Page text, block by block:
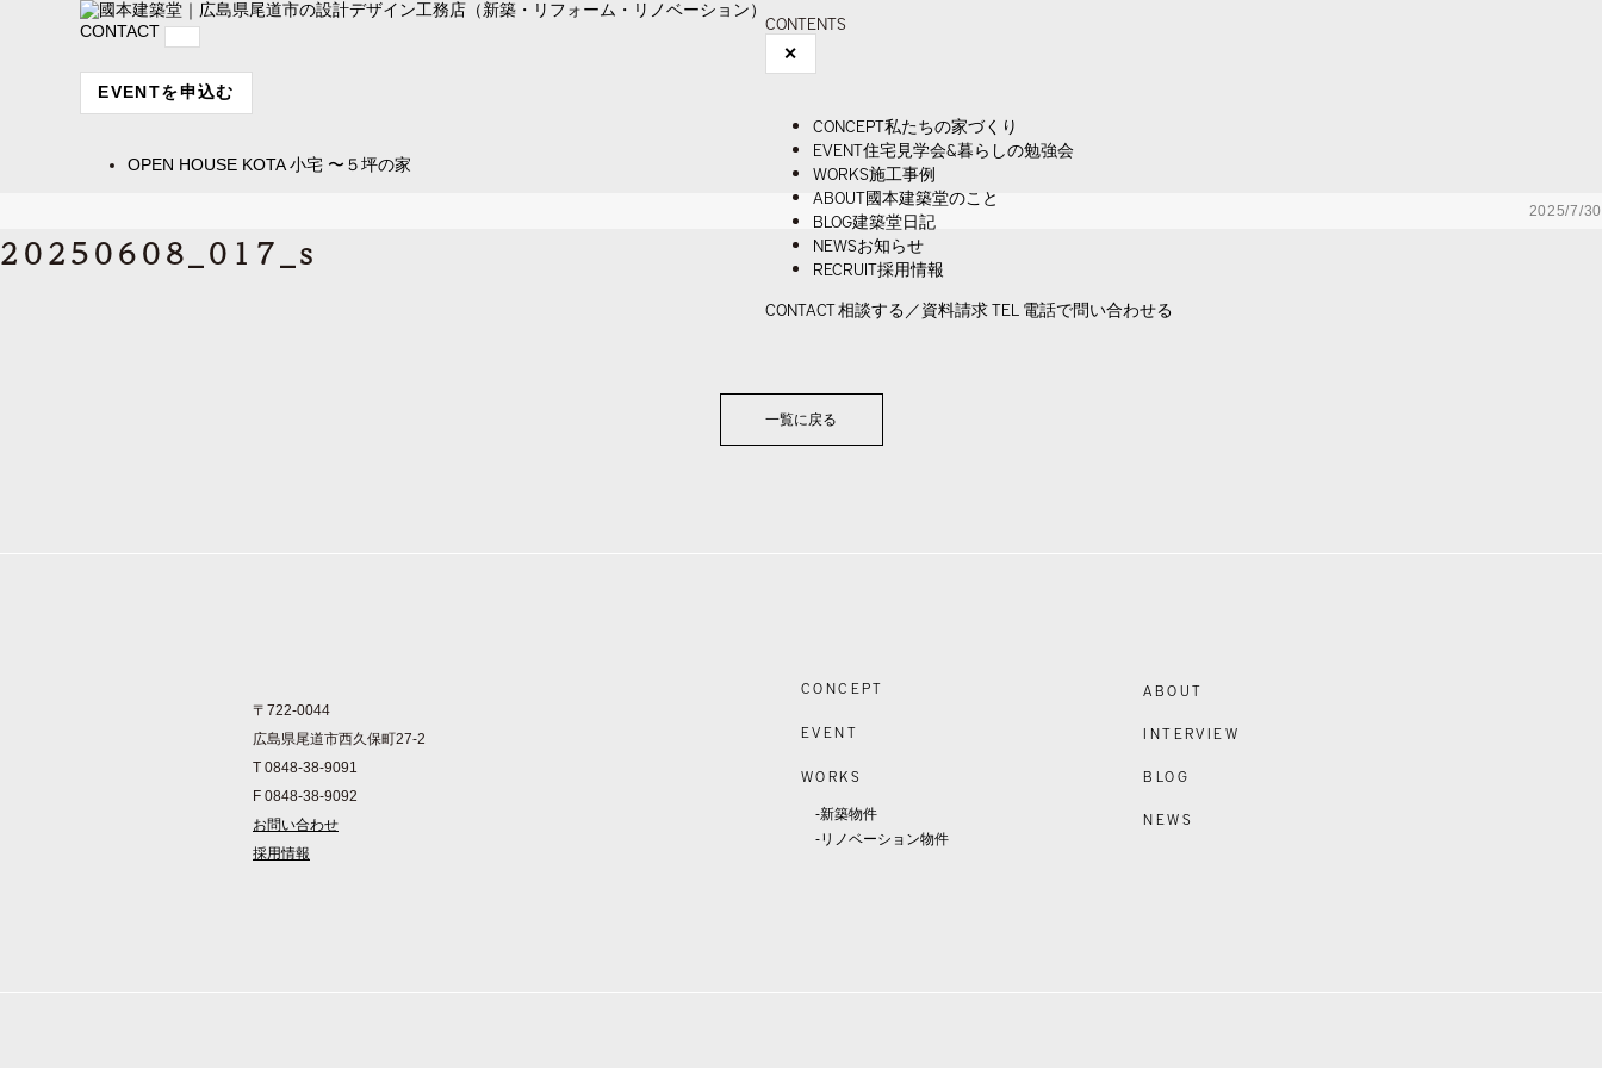
CONTENTS
✕
CONCEPT私たちの家づくり
EVENT住宅見学会&暮らしの勉強会
WORKS施工事例
ABOUT國本建築堂のこと
BLOG建築堂日記
NEWSお知らせ
RECRUIT採用情報
CONTACT相談する／資料請求TEL 電話で問い合わせる
CONTACT
EVENTを申込む
OPEN HOUSE KOTA 小宅 〜５坪の家
2025/7/30
20250608_017_s
一覧に戻る
〒722-0044
広島県尾道市西久保町27-2
T 0848-38-9091
F 0848-38-9092
お問い合わせ
採用情報
CONCEPT
EVENT
WORKS
-新築物件
-リノベーション物件
ABOUT
INTERVIEW
BLOG
NEWS